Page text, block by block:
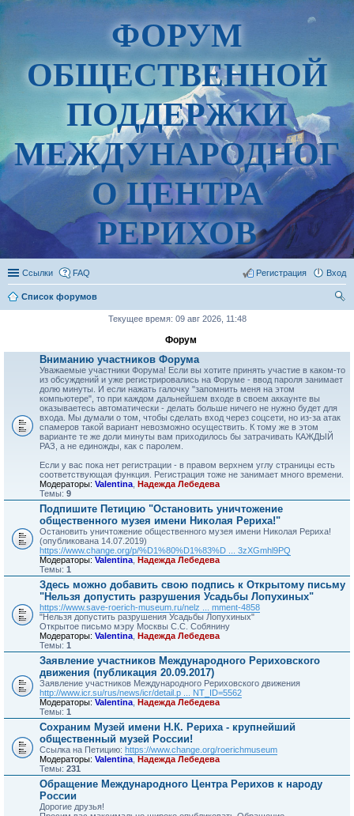
ФОРУМ
ОБЩЕСТВЕННОЙ
ПОДДЕРЖКИ
МЕЖДУНАРОДНОГ
О ЦЕНТРА
РЕРИХОВ
Ссылки FAQ Вход
Регистрация
Список форумов
Текущее время: 09 авг 2026, 11:48
Форум
Вниманию участников Форума
Уважаемые участники Форума! Если вы хотите принять участие в каком-то
из обсуждений и уже регистрировались на Форуме - ввод пароля занимает
долю минуты. И если нажать галочку "запомнить меня на этом
компьютере", то при каждом дальнейшем входе в своем аккаунте вы
оказываетесь автоматически - делать больше ничего не нужно будет для
входа. Мы думали о том, чтобы сделать вход через соцсети, но из-за атак
спамеров такой вариант невозможно осуществить. К тому же в этом
варианте те же доли минуты вам приходилось бы затрачивать КАЖДЫЙ
РАЗ, а не единожды, как с паролем.
Если у вас пока нет регистрации - в правом верхнем углу страницы есть
соответствующая функция. Регистрация тоже не занимает много времени.
Модераторы: Valentina Надежда Лебедева
Темы: 9
Подпишите Петицию "Остановить уничтожение
общественного музея имени Николая Рериха!"
Остановить уничтожение общественного музея имени Николая Рериха!
(опубликована 14.07.2019)
https://www.change.org/p/%D1%80%D1%83%D ... 3zXGmhl9PQ
Модераторы: Valentina Надежда Лебедева
Темы: 1
Здесь можно добавить свою подпись к Открытому письму
"Нельзя допустить разрушения Усадьбы Лопухиных"
https://www.save-roerich-museum.ru/nelz ... mment-4858
"Нельзя допустить разрушения Усадьбы Лопухиных"
Открытое письмо мэру Москвы С.С. Собянину
Модераторы: Valentina Надежда Лебедева
Темы: 1
Заявление участников Международного Рериховского
движения (публикация 20.09.2017)
Заявление участников Международного Рериховского движения
http://www.icr.su/rus/news/icr/detail.p ... NT_ID=5562
Модераторы: Valentina Надежда Лебедева
Темы: 1
Сохраним Музей имени Н.К. Рериха - крупнейший
общественный музей России!
Ссылка на Петицию: https://www.change.org/roerichmuseum
Модераторы: Valentina Надежда Лебедева
Темы: 231
Обращение Международного Центра Рерихов к народу
России
Дорогие друзья!